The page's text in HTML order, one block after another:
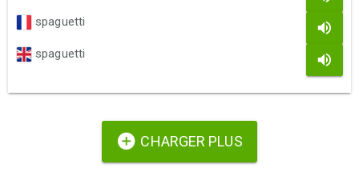
spaguetti
spaguetti
CHARGER PLUS